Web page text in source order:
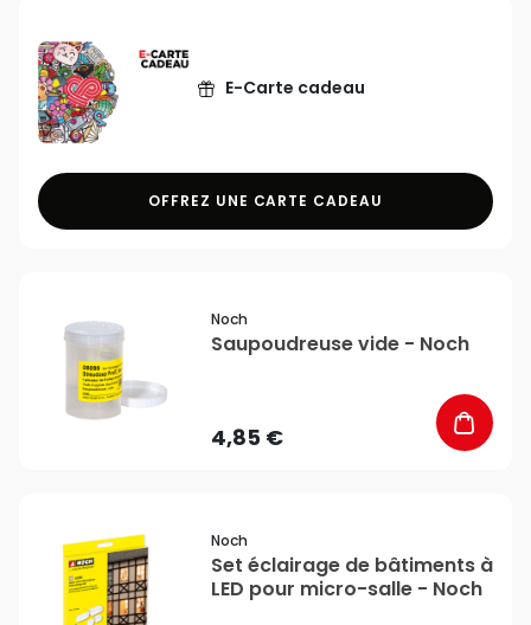
E-Carte cadeau
OFFREZ UNE CARTE CADEAU
Noch
Saupoudreuse vide - Noch
4,85 €
Noch
Set éclairage de bâtiments à
LED pour micro-salle - Noch